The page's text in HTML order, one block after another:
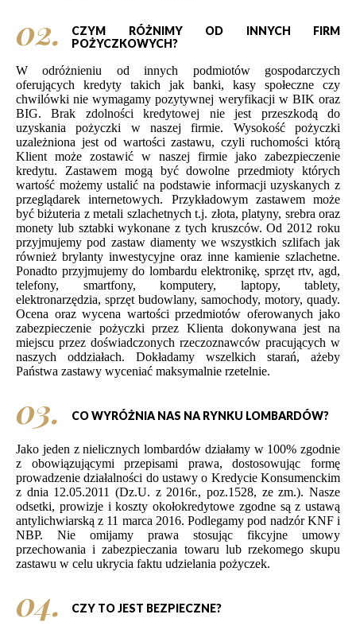
02.
CZYM RÓŻNIMY OD INNYCH FIRM
POŻYCZKOWYCH?
W odróżnieniu od innych podmiotów gospodarczych
oferujących kredyty takich jak banki, kasy społeczne czy
chwilówki nie wymagamy pozytywnej weryfikacji w BIK oraz
BIG. Brak zdolności kredytowej nie jest przeszkodą do
uzyskania pożyczki w naszej firmie. Wysokość pożyczki
uzależniona jest od wartości zastawu, czyli ruchomości którą
Klient może zostawić w naszej firmie jako zabezpieczenie
kredytu. Zastawem mogą być dowolne przedmioty których
wartość możemy ustalić na podstawie informacji uzyskanych z
przeglądarek internetowych. Przykładowym zastawem może
być biżuteria z metali szlachetnych t.j. złota, platyny, srebra oraz
monety lub sztabki wykonane z tych kruszców. Od 2012 roku
przyjmujemy pod zastaw diamenty we wszystkich szlifach jak
również brylanty inwestycyjne oraz inne kamienie szlachetne.
Ponadto przyjmujemy do lombardu elektronikę, sprzęt rtv, agd,
telefony, smartfony, komputery, laptopy, tablety,
elektronarzędzia, sprzęt budowlany, samochody, motory, quady.
Ocena oraz wycena wartości przedmiotów oferowanych jako
zabezpieczenie pożyczki przez Klienta dokonywana jest na
miejscu przez doświadczonych rzeczoznawców pracujących w
naszych oddziałach. Dokładamy wszelkich starań, ażeby
Państwa zastawy wyceniać maksymalnie rzetelnie.
03. CO WYRÓŻNIA NAS NA RYNKU LOMBARDÓW?
Jako jeden z nielicznych lombardów działamy w 100% zgodnie
z obowiązującymi przepisami prawa, dostosowując formę
prowadzenie działalności do ustawy o Kredycie Konsumenckim
z dnia 12.05.2011 (Dz.U. z 2016r., poz.1528, ze zm.). Nasze
odsetki, prowizje i koszty okołokredytowe zgodne są z ustawą
antylichwiarską z 11 marca 2016. Podlegamy pod nadzór KNF i
NBP. Nie omijamy prawa stosując fikcyjne umowy
przechowania i zabezpieczania towaru lub rzekomego skupu
zastawu w celu ukrycia faktu udzielania pożyczek.
04. CZY TO JEST BEZPIECZNE?